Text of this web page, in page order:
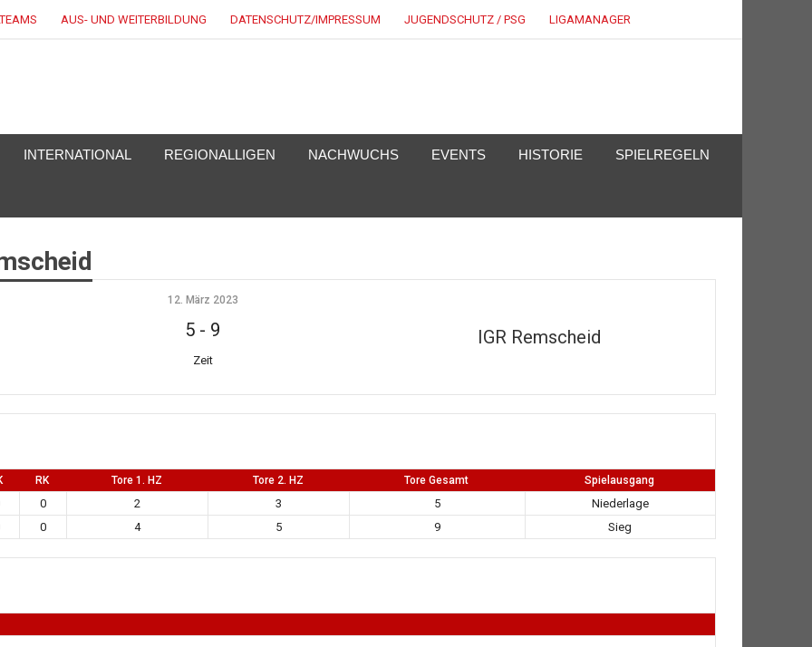
AUS- UND WEITERBILDUNG DATENSCHUTZ/IMPRESSUM JUGENDSCHUTZ / PSG LIGAMANAGER
INTERNATIONAL REGIONALLIGEN NACHWUCHS EVENTS HISTORIE SPIELREGELN
IGR Remscheid
12. März 2023
5 - 9
Zeit
RK Tore 1. HZ Tore 2. HZ Tore Gesamt Spielausgang
0 2 3 5
Niederlage
0 4 5 9 Sieg